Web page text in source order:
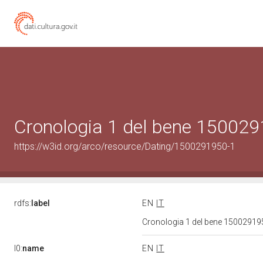
Cronologia 1 del bene
https://w3id.org/arco/resource/Dating/1500291950-1
rdfs: label EN
IT
Cronologia 1 del bene
l0:name EN
IT